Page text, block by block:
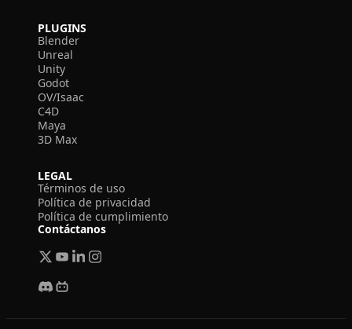
PLUGINS
Blender
Unreal
Unity
Godot
OV/Isaac
C4D
Maya
3D Max
LEGAL
Términos de uso
Política de privacidad
Política de cumplimiento
Contáctanos